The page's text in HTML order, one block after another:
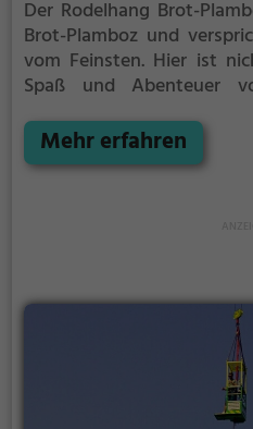
Der Rodelhang Brot-
Brot-Plamboz und
vom Feinsten. Hier ist
Spaß und Abenteuer
Plamboz auf den Schlitten
Abfahrt wagen.
Mehr erfahren